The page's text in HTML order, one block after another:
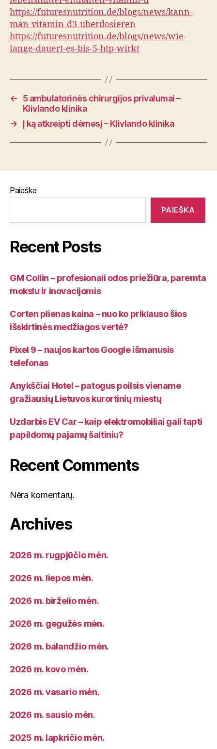
https://futuresnutrition.de/blogs/news/kann-
man-vitamin-d3-uberdosieren
https://futuresnutrition.de/blogs/news/wie-
lange-dauert-es-bis-5-htp-wirkt
←
5 ambulatorinės chirurgijos privalumai –
Klivlando klinika
→
Į ką atkreipti dėmesį – Klivlando klinika
Paieška
PAIEŠKA
Recent Posts
GM Collin – profesionali odos priežiūra, paremta
mokslu ir inovacijomis
Corten plienas kaina – nuo ko priklauso šios
išskirtinės medžiagos vertė?
Pixel 9 – naujos kartos Google išmanusis
telefonas
Anykščiai Hotel – patogus poilsis viename
gražiausių Lietuvos kurortinių miestų
Uzdarbis EV Car – kaip elektromobiliai gali tapti
papildomų pajamų šaltiniu?
Recent Comments
Nėra komentarų.
Archives
2026 m. rugpjūčio mėn.
2026 m. liepos mėn.
2026 m. birželio mėn.
2026 m. gegužės mėn.
2026 m. balandžio mėn.
2026 m. kovo mėn.
2026 m. vasario mėn.
2026 m. sausio mėn.
2025 m. lapkričio mėn.